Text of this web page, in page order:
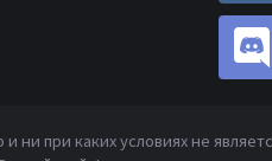
при каких условиях не